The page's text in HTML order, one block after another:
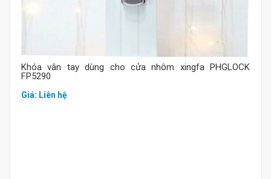
Khóa vân tay dùng cho cửa nhôm xingfa PHGLOCK
FP5290
Giá: Liên hệ